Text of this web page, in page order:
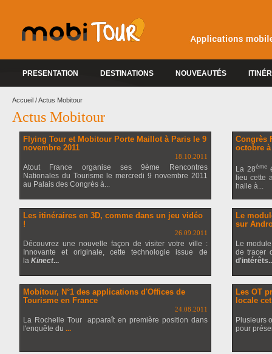
PRESENTATION DESTINATIONS NOUVEAUTÉS
REFONTE GRAPHIQUE MOBITOUR 2013
Accueil /Actus Mobitour
Actus Mobitour
Flying Tour et Mobitour Porte Maillot à Paris le 9
novembre 2011
18.10.2011
Atout France organise ses 9ème Rencontres
Nationales du Tourisme le mercredi 9 novembre 2011
au Palais des Congrès à...
Congrès
octobre
La 28ème
lieu cette
halle à...
Les itinéraires en 3D, comme dans un jeu vidéo
!
26.09.2011
Découvrez une nouvelle façon de visiter votre ville :
Innovante et originale, cette technologie issue de
la Kinect...
Le
sur
Le
de tracer
Mobitour, N°1 des applications d'Offices de
Tourisme en France
24.08.2011
La Rochelle Tour apparaît en première position dans
l'enquête du ...
Les OT
locale
Plusieurs
pour